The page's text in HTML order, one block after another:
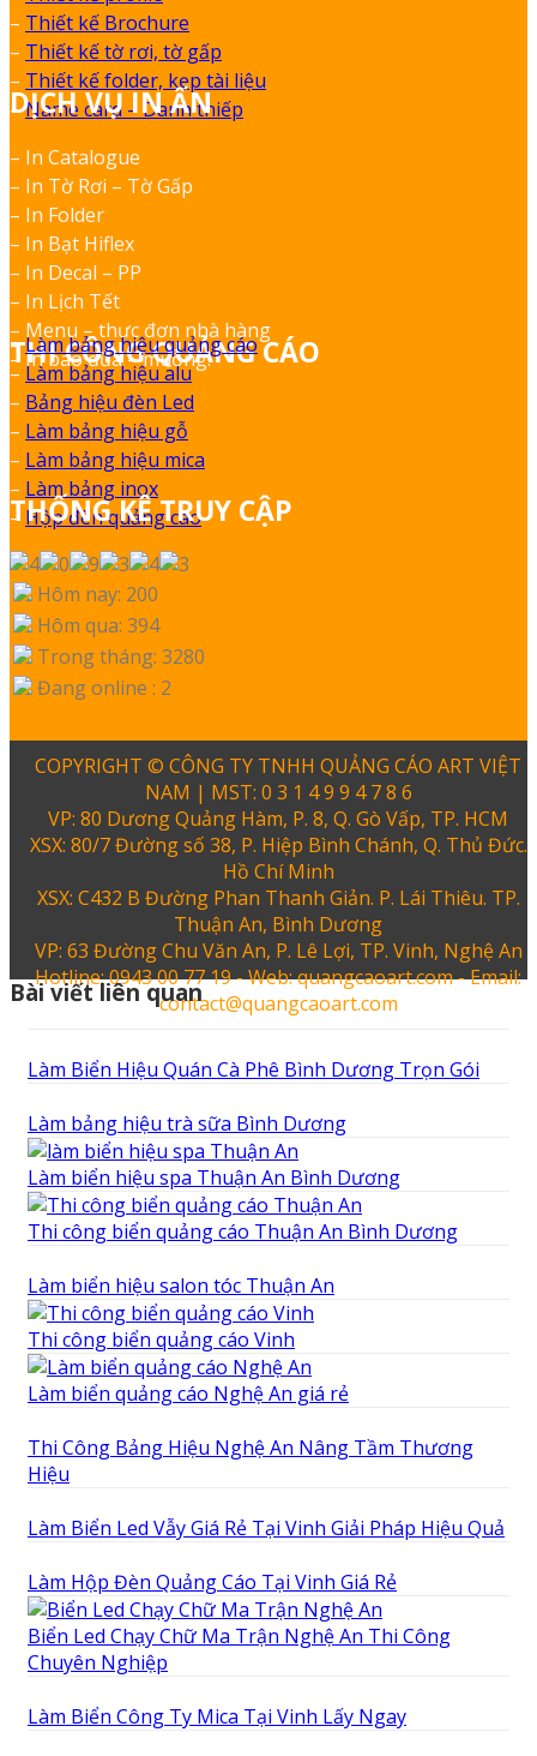
– Thiết kế Brochure
– Thiết kế tờ rơi, tờ gấp
– Thiết kế folder, kẹp tài liệu
–Name card – Danh thiếp
DỊCH VỤ IN ẤN
– In Catalogue
– In Tờ Rơi – Tờ Gấp
– In Folder
– In Bạt Hiflex
– In Decal – PP
– In Lịch Tết
– Menu – thực đơn nhà hàng
– In bao đũa – muỗng.
THI CÔNG QUẢNG CÁO
–Làm bảng hiệu quảng cáo
– Làm bảng hiệu alu
– Bảng hiệu đèn Led
– Làm bảng hiệu gỗ
– Làm bảng hiệu mica
– Làm bảng inox
– Hộp đèn quảng cáo
THỐNG KÊ TRUY CẬP
Hôm nay: 200
Hôm qua: 394
Trong tháng: 3280
Đang online : 2
COPYRIGHT © CÔNG TY TNHH QUẢNG CÁO ART VIỆT
NAM | MST: 0 3 1 4 9 9 4 7 8 6
VP: 80 Dương Quảng Hàm, P. 8, Q. Gò Vấp, TP. HCM
XSX: 80/7 Đường số 38, P. Hiệp Bình Chánh, Q. Thủ Đức.
Hồ Chí Minh
XSX: C432 B Đường Phan Thanh Giản. P. Lái Thiêu. TP.
Thuận An, Bình Dương
VP: 63 Đường Chu Văn An, P. Lê Lợi, TP. Vinh, Nghệ An
Hotline: 0943 00 77 19 - Web: quangcaoart.com - Email:
contact@quangcaoart.com
Bài viết liên quan
Làm Biển Hiệu Quán Cà Phê Bình Dương Trọn Gói
Làm bảng hiệu trà sữa Bình Dương
Làm biển hiệu spa Thuận An Bình Dương
Thi công biển quảng cáo Thuận An Bình Dương
Làm biển hiệu salon tóc Thuận An
Thi công biển quảng cáo Vinh
Làm biển quảng cáo Nghệ An giá rẻ
Thi Công Bảng Hiệu Nghệ An Nâng Tầm Thương
Hiệu
Làm Biển Led Vẫy Giá Rẻ Tại Vinh Giải Pháp Hiệu Quả
Làm Hộp Đèn Quảng Cáo Tại Vinh Giá Rẻ
Biển Led Chạy Chữ Ma Trận Nghệ An Thi Công
Chuyên Nghiệp
Làm Biển Công Ty Mica Tại Vinh Lấy Ngay